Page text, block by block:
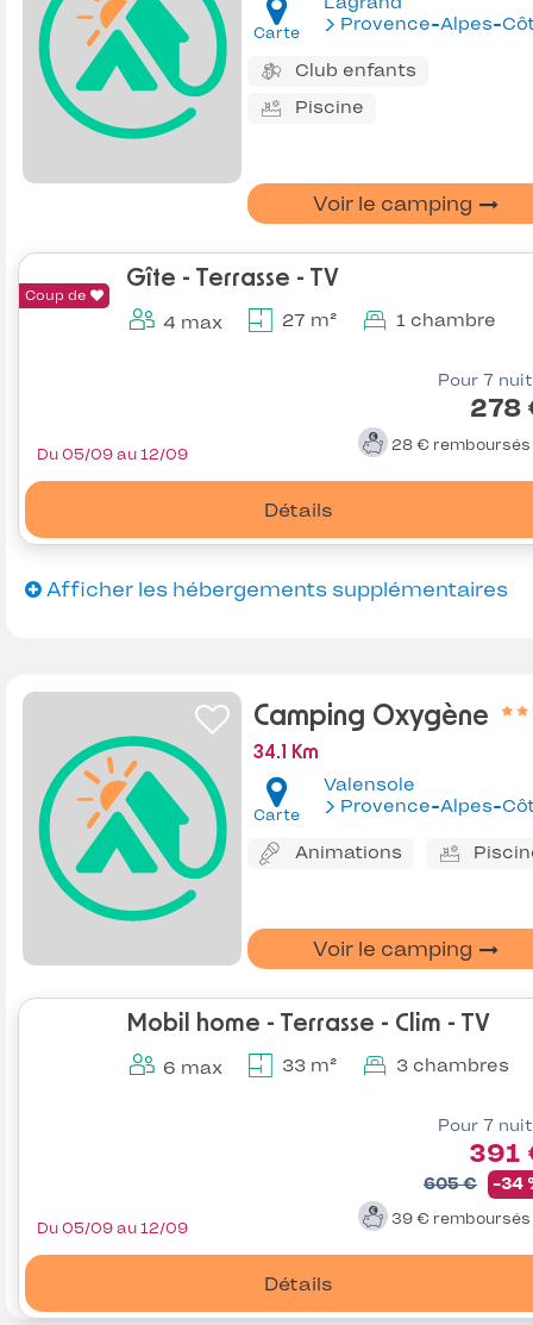
Carte
Provence-Alpes-Côte
Club enfants
Piscine
Voir le camping
Coup de
Gîte - Terrasse - TV
4 max 27 m² 1 chambre
Pour 7
278
28 € remboursés
Détails
Du 05/09 au 12/09
Afficher les hébergements supplémentaires
Camping Oxygène
34.1 Km
Carte
Valensole
Provence-Alpes-Côte
Animations
Voir le camping
Mobil home - Terrasse - Clim - TV
6 max 33 m² 3 chambres
Pour 7
391
605 € -34
39 € remboursés
Détails
Du 05/09 au 12/09